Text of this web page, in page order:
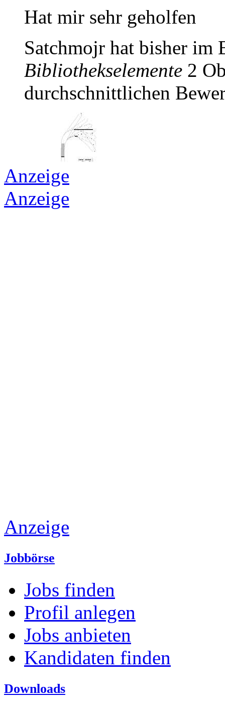
Hat mir sehr geholfen
Satchmojr hat bisher im
Bibliothekselemente 2
durchschnittlichen
Anzeige
Anzeige
Anzeige
Jobbörse
Jobs finden
Profil anlegen
Jobs anbieten
Kandidaten finden
Downloads